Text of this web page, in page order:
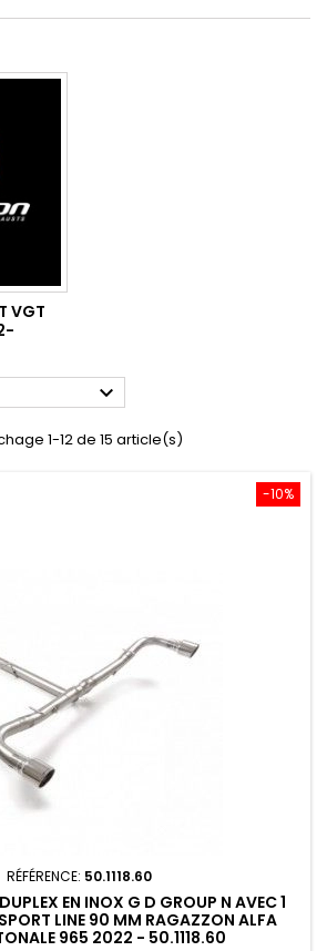
VGT

1-12 de 15 article(s)
-10%
RÉFÉRENCE: 50.1118.60
EN INOX G D GROUP N AVEC 1
LINE 90 MM RAGAZZON ALFA
965 2022 - 50.1118.60